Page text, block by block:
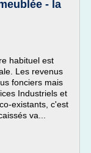
- la
habituel est
Les revenus
fonciers mais
Industriels et
existants, c'est
va...